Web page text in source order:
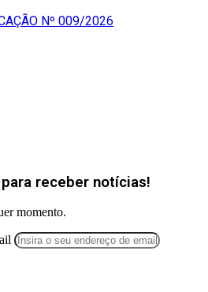
Nº 009/2026
receber notícias!
momento.